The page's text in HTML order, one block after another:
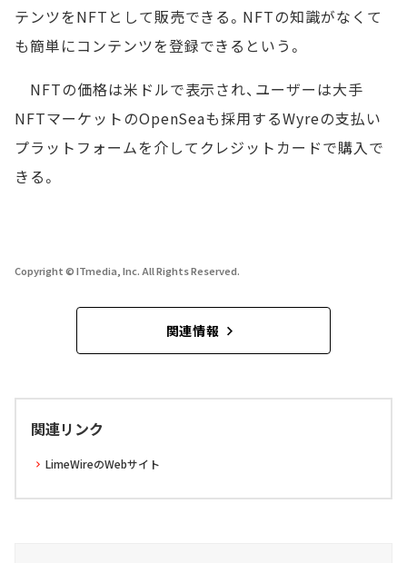
テンツをNFTとして販売できる。NFTの知識がなくて
も簡単にコンテンツを登録できるという。
NFTの価格は米ドルで表示され、ユーザーは大手
NFTマーケットのOpenSeaも採用するWyreの支払い
プラットフォームを介してクレジットカードで購入で
きる。
Copyright © ITmedia, Inc. All Rights Reserved.
関連情報
関連リンク
LimeWireのWebサイト